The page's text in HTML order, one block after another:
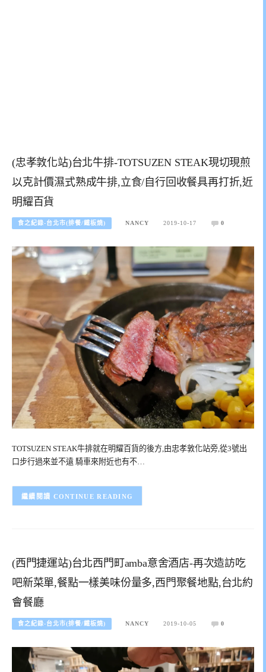
(忠孝敦化站)台北牛排-TOTSUZEN STEAK現切現煎
以克計價濕式熟成牛排,立食/自行回收餐具再打折,近
明耀百貨
食之紀錄-台北市(排餐/鐵板燒) NANCY 2019-10-17 0
TOTSUZEN STEAK牛排就在明耀百貨的後方,由忠孝敦化站旁,從3號出
口步行過來並不遠 騎車來附近也有不…
CONTINUE READING
(西門捷運站)台北西門町amba意舍酒店-再次造訪吃
吧新菜單,餐點一樣美味份量多,西門聚餐地點,台北約
會餐廳
食之紀錄-台北市(排餐/鐵板燒) NANCY 2019-10-05 0